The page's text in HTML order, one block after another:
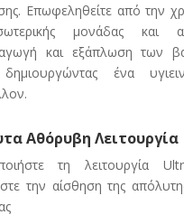
Επωφεληθείτε από την
μονάδας και
και εξάπλωση των
ένα
Αθόρυβη Λειτουργία
τη λειτουργία
την αίσθηση της